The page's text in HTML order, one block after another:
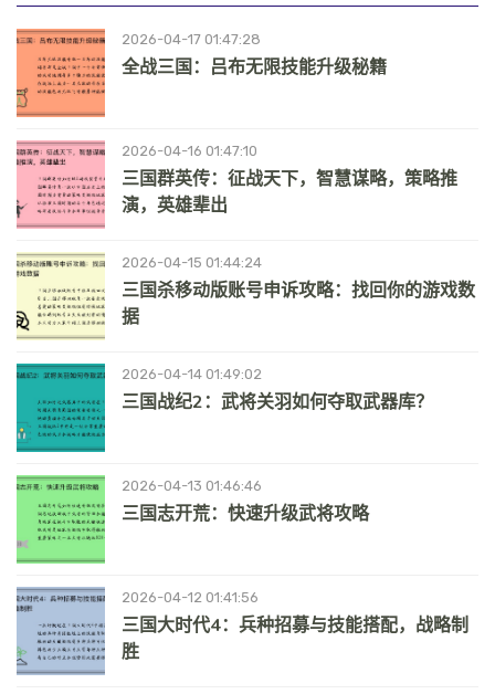
2026-04-17 01:47:28
全战三国：吕布无限技能升级秘籍
2026-04-16 01:47:10
三国群英传：征战天下，智慧谋略，策略推
演，英雄辈出
2026-04-15 01:44:24
三国杀移动版账号申诉攻略：找回你的游戏数
据
2026-04-14 01:49:02
三国战纪2：武将关羽如何夺取武器库？
2026-04-13 01:46:46
三国志开荒：快速升级武将攻略
2026-04-12 01:41:56
三国大时代4：兵种招募与技能搭配，战略制
胜